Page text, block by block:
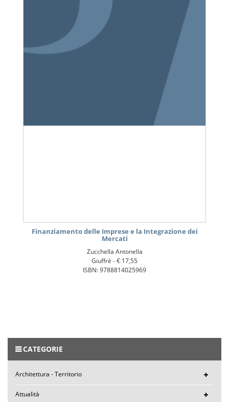
Finanziamento delle Imprese e la Integrazione dei
Mercati
Zucchella Antonella
Giuffrè -€ 17,55
ISBN: 9788814025969
CATEGORIE
Architettura - Territorio
Attualità